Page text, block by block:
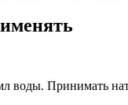
воды. Принимать